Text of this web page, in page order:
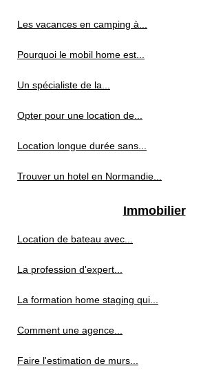
Les vacances en camping à...
Pourquoi le mobil home est...
Un spécialiste de la...
Opter pour une location de...
Location longue durée sans...
Trouver un hotel en Normandie...
Immobilier
Location de bateau avec...
La profession d'expert...
La formation home staging qui...
Comment une agence...
Faire l'estimation de murs...